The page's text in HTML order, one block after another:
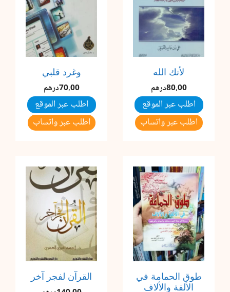
لأنك الله
80,00درهم
اطلب عبر الموقع
اطلب عبر واتساب
وغرد قلبي
70,00درهم
اطلب عبر الموقع
اطلب عبر واتساب
طوق الحمامة في
الألفة والألاف
القرآن لفجر آخر